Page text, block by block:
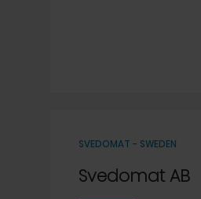
SVEDOMAT - SWEDEN
Svedomat AB